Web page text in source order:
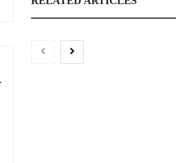
Toro Tapas inaugura su Raw
Bar: una experiencia desde